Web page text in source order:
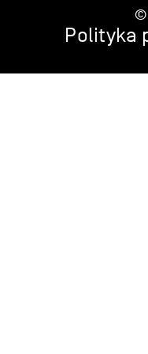
©
Polityka